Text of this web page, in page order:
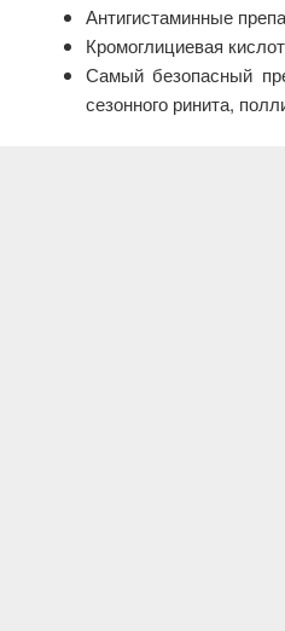
Антигистаминные
Кромоглициевая
Самый безопасный
сезонного ринита,